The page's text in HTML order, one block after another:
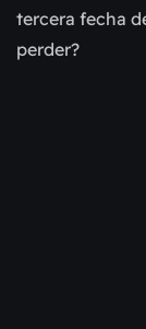
tercera fecha
perder?